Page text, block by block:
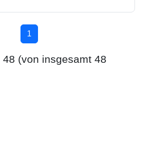
1
48 (von insgesamt 48